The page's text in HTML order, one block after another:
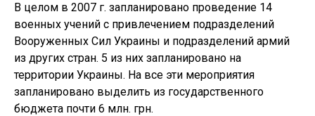
В целом в 2007 г. запланировано проведение 14
военных учений с привлечением подразделений
Вооруженных Сил Украины и подразделений армий
из других стран. 5 из них запланировано на
территории Украины. На все эти мероприятия
запланировано выделить из государственного
бюджета почти 6 млн. грн.